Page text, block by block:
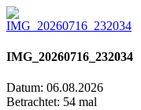
IMG_20260716_232034
Datum: 06.08.2026
Betrachtet: 54 mal